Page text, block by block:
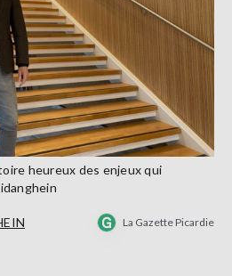
heureux des enjeux qui
La Gazette Picardie